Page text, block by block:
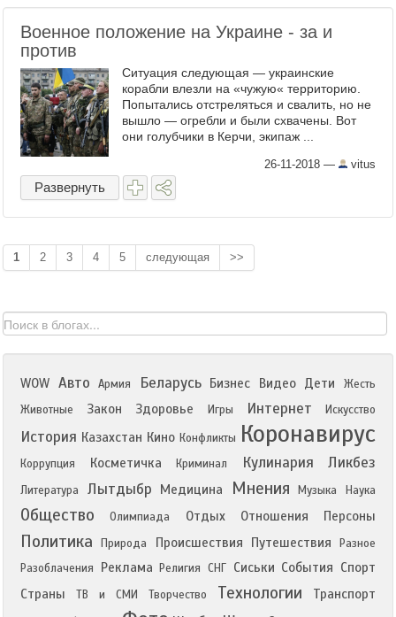
Военное положение на Украине - за и
против
Ситуация следующая — украинские
корабли влезли на «чужую« территорию.
Попытались отстреляться и свалить, но не
вышло — огребли и были схвачены. Вот
они голубчики в Керчи, экипаж ...
26-11-2018 — vitus
Развернуть
1 2 3 4 5 следующая >>
WOW Авто Армия Беларусь Бизнес Видео Дети
Жесть
Животные
Закон Здоровье Игры Интернет Искусство
История Казахстан Кино Конфликты Коронавирус
Коррупция Косметичка Криминал Кулинария Ликбез
Литература Лытдыбр Медицина Мнения Музыка Наука
Общество Олимпиада Отдых Отношения Персоны
Политика Природа Происшествия Путешествия
Разное
Разоблачения
Реклама Религия СНГ Сиськи События Спорт
Страны
ТВ и СМИ Творчество Технологии Транспорт